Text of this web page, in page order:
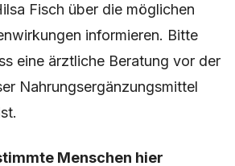
Fisch über die möglichen
informieren. Bitte
eine ärztliche Beratung vor der
Nahrungsergänzungsmittel
Menschen hier